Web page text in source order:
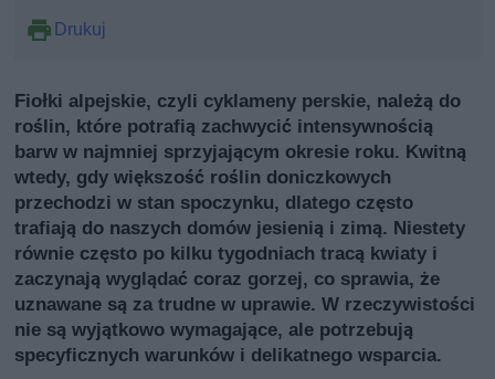
Drukuj
Fiołki alpejskie, czyli cyklameny perskie, należą do
roślin, które potrafią zachwycić intensywnością
barw w najmniej sprzyjającym okresie roku. Kwitną
wtedy, gdy większość roślin doniczkowych
przechodzi w stan spoczynku, dlatego często
trafiają do naszych domów jesienią i zimą. Niestety
równie często po kilku tygodniach tracą kwiaty i
zaczynają wyglądać coraz gorzej, co sprawia, że
uznawane są za trudne w uprawie. W rzeczywistości
nie są wyjątkowo wymagające, ale potrzebują
specyficznych warunków i delikatnego wsparcia.